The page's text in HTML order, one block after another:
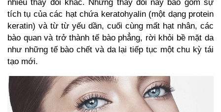
nhiều thay đổi khác. Những thay đổi này bao gồm sự
tích tụ của các hạt chứa keratohyalin (một dạng protein
keratin) và từ từ yếu dần, cuối cùng mất hạt nhân, các
bào quan và trở thành tế bào phẳng, rời khỏi bề mặt da
như những tế bào chết và da lại tiếp tục một chu kỳ tái
tạo mới.